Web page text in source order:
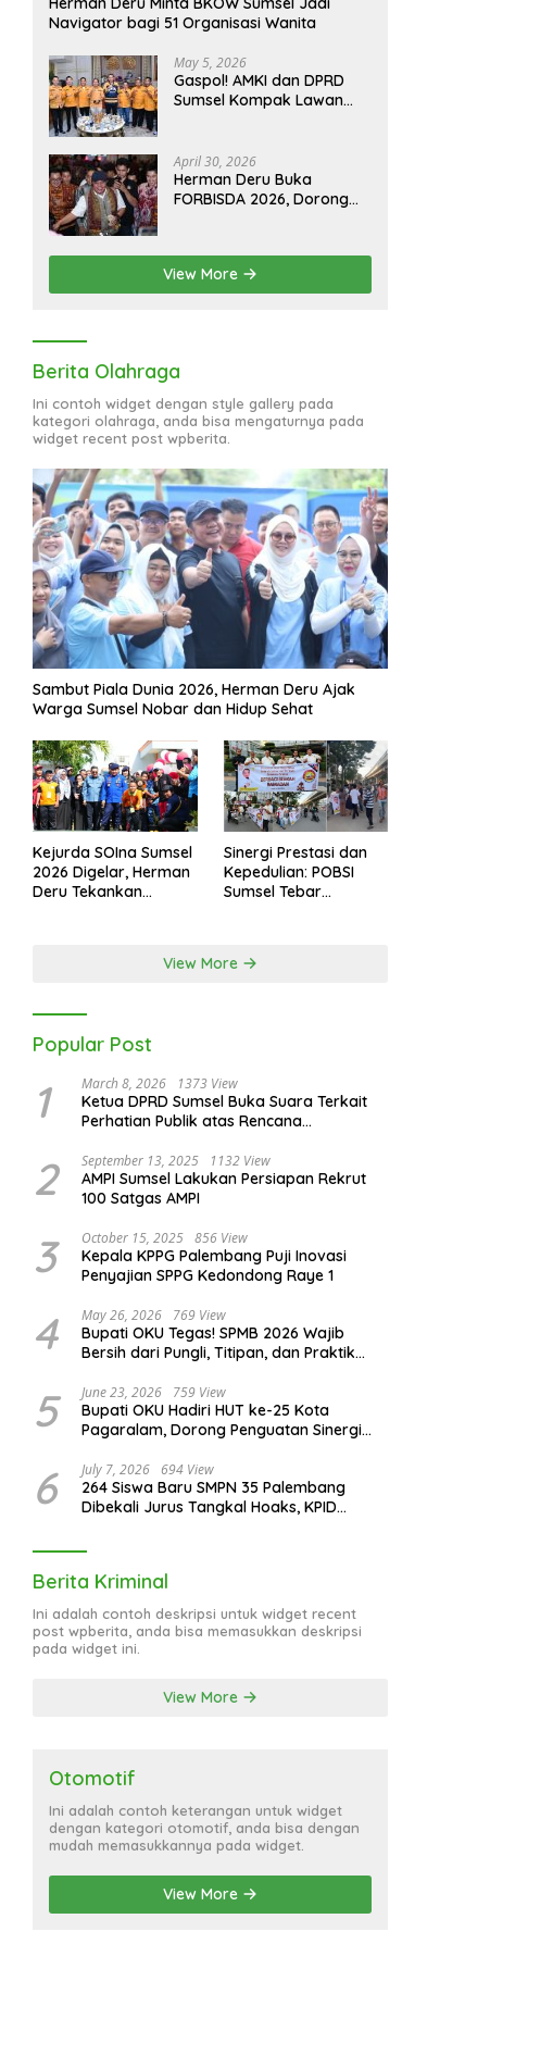
Navigator bagi 51 Organisasi Wanita
May 5, 2026
Gaspol! AMKI dan DPRD
Sumsel Kompak Lawan
April 30, 2026
Herman Deru Buka
FORBISDA 2026, Dorong
View More
Berita Olahraga
Ini contoh widget dengan style gallery pada
kategori olahraga, anda bisa mengaturnya pada
widget recent post wpberita.
Sambut Piala Dunia 2026, Herman Deru Ajak
Warga Sumsel Nobar dan Hidup Sehat
Kejurda SOIna Sumsel
2026 Digelar, Herman
Deru Tekankan
Sinergi Prestasi dan
Kepedulian: POBSI
Sumsel Tebar
View More
Popular Post
1 March 8, 2026 1373 View
Ketua DPRD Sumsel Buka Suara Terkait
Perhatian Publik atas Rencana
2 September 13, 2025 1132 View
AMPI Sumsel Lakukan Persiapan Rekrut
100 Satgas AMPI
3 October 15, 2025 856 View
Kepala KPPG Palembang Puji Inovasi
Penyajian SPPG Kedondong Raye 1
4 May 26, 2026 769 View
Bupati OKU Tegas! SPMB 2026 Wajib
Bersih dari Pungli, Titipan, dan Praktik
5 June 23, 2026 759 View
Bupati OKU Hadiri HUT ke-25 Kota
Pagaralam, Dorong Penguatan Sinergi
6 July 7, 2026 694 View
264 Siswa Baru SMPN 35 Palembang
Dibekali Jurus Tangkal Hoaks, KPID
Berita Kriminal
Ini adalah contoh deskripsi untuk widget recent
post wpberita, anda bisa memasukkan deskripsi
pada widget ini.
View More
Otomotif
Ini adalah contoh keterangan untuk widget
dengan kategori otomotif, anda bisa dengan
mudah memasukkannya pada widget.
View More